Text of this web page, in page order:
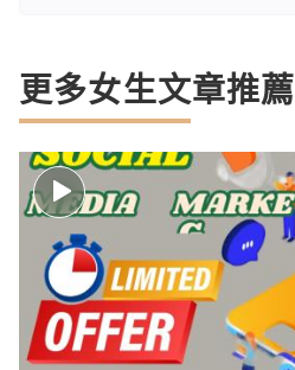
更多女生文章推薦